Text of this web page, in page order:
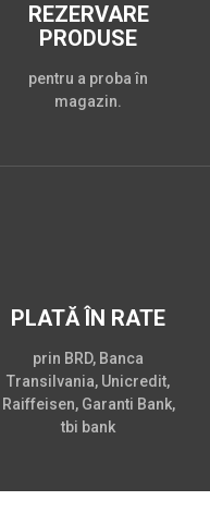
REZERVARE
PRODUSE
pentru a proba în
magazin.
PLATĂ ÎN RATE
prin BRD, Banca
Transilvania, Unicredit,
Raiffeisen, Garanti Bank,
tbi bank